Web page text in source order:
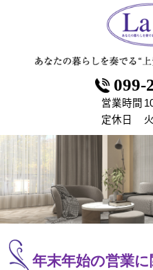
099-
営業時間
定休日
年末年始の営業